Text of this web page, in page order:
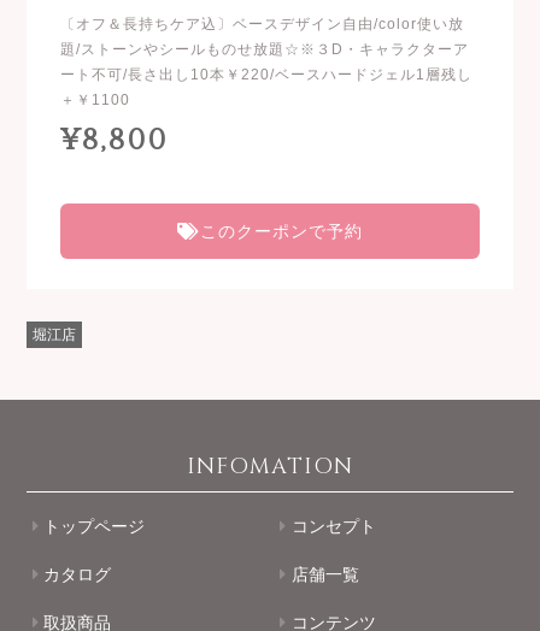
〔オフ＆長持ちケア込〕ベースデザイン自由/color使い放
題/ストーンやシールものせ放題☆※３D・キャラクターア
ート不可/長さ出し10本￥220/ベースハードジェル1層残し
＋￥1100
¥8,800
このクーポンで予約
堀江店
INFOMATION
トップページ コンセプト
カタログ 店舗一覧
取扱商品 コンテンツ